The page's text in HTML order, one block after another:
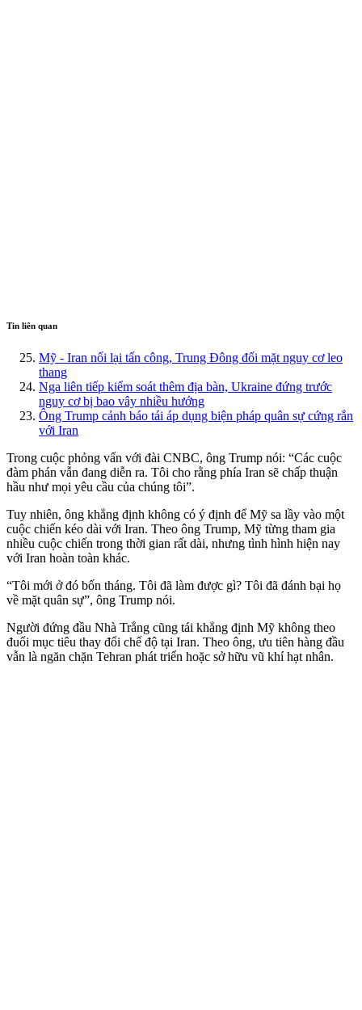
Tin liên quan
Mỹ - Iran nối lại tấn công, Trung Đông đối mặt nguy cơ leo
thang
Nga liên tiếp kiểm soát thêm địa bàn, Ukraine đứng trước
nguy cơ bị bao vây nhiều hướng
Ông Trump cảnh báo tái áp dụng biện pháp quân sự cứng rắn
với Iran
Trong cuộc phỏng vấn với đài CNBC, ông Trump nói: “Các cuộc
đàm phán vẫn đang diễn ra. Tôi cho rằng phía Iran sẽ chấp thuận
hầu như mọi yêu cầu của chúng tôi”.
Tuy nhiên, ông khẳng định không có ý định để Mỹ sa lầy vào một
cuộc chiến kéo dài với Iran. Theo ông Trump, Mỹ từng tham gia
nhiều cuộc chiến trong thời gian rất dài, nhưng tình hình hiện nay
với Iran hoàn toàn khác.
“Tôi mới ở đó bốn tháng. Tôi đã làm được gì? Tôi đã đánh bại họ
về mặt quân sự”, ông Trump nói.
Người đứng đầu Nhà Trắng cũng tái khẳng định Mỹ không theo
đuổi mục tiêu thay đổi chế độ tại Iran. Theo ông, ưu tiên hàng đầu
vẫn là ngăn chặn Tehran phát triển hoặc sở hữu vũ khí hạt nhân.